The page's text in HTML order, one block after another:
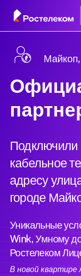
Подключили
кабельное
адресу
городе
Уникальные
Wink, Умному
Ростелеком
В новой квартире